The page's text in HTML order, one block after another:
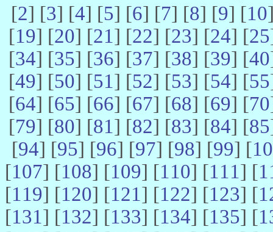
[2] [3] [4] [5] [6] [7] [8] [9] [10
[19] [20] [21] [22] [23] [24] [25
[34] [35] [36] [37] [38] [39] [40
[49] [50] [51] [52] [53] [54] [55
[64] [65] [66] [67] [68] [69] [70
[79] [80] [81] [82] [83] [84] [85
[94] [95] [96] [97] [98] [99] [
[107] [108] [109] [110] [111] [
[119] [120] [121] [122] [123] [
[131] [132] [133] [134] [135] [